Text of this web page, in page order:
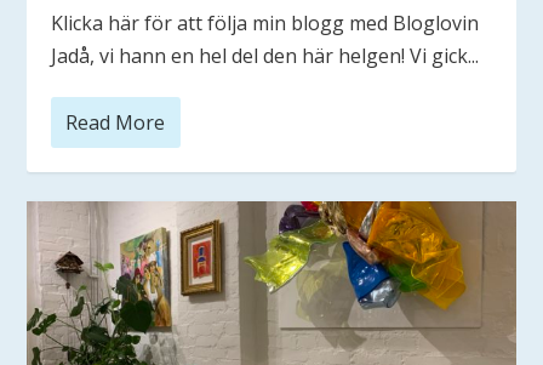
Klicka här för att följa min blogg med Bloglovin ​
Jadå, vi hann en hel del den här helgen! Vi gick...
Read More